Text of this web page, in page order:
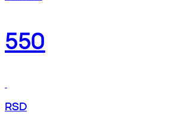
550
RSD